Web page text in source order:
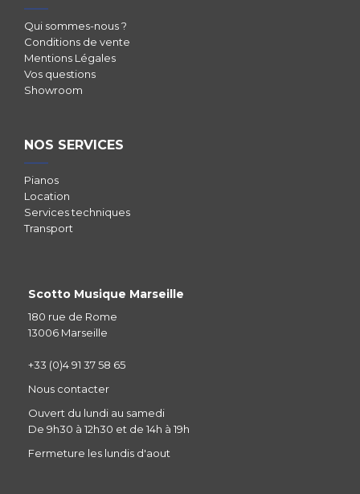
Qui sommes-nous ?
Conditions de vente
Mentions Légales
Vos questions
Showroom
NOS SERVICES
Pianos
Location
Services techniques
Transport
Scotto Musique Marseille
180 rue de Rome
13006 Marseille
+33 (0)4 91 37 58 65
Nous contacter
Ouvert du lundi au samedi
De 9h30 à 12h30 et de 14h à 19h
Fermeture les lundis d'aout